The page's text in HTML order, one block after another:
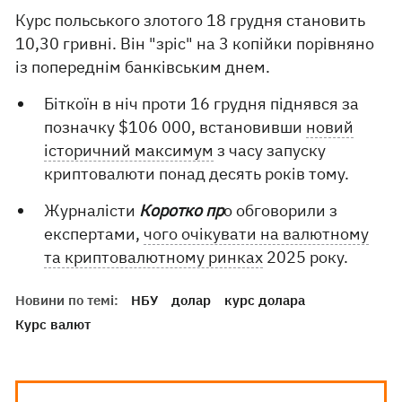
Курс польського злотого 18 грудня становить
10,30 гривні. Він "зріс" на 3 копійки порівняно
із попереднім банківським днем.
Біткоїн в ніч проти 16 грудня піднявся за
позначку $106 000, встановивши новий
історичний максимум з часу запуску
криптовалюти понад десять років тому.
Журналісти Коротко про обговорили з
експертами, чого очікувати на валютному
та криптовалютному ринках 2025 року.
Новини по темі: НБУ долар
курс долара
Курс валют